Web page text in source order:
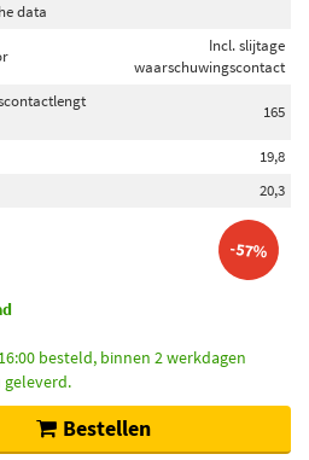
data
Incl. slijtage
waarschuwingscontact
165
19,8
20,3
-57%
besteld, binnen 2 werkdagen
geleverd.
Bestellen